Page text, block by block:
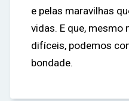
e pelas maravilhas
vidas. E que,
difíceis, podemos
bondade.